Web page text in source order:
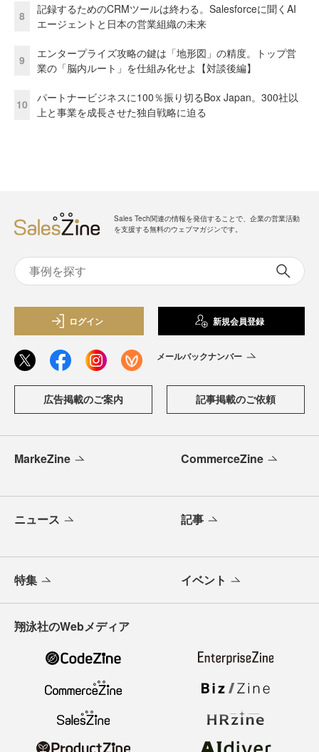
8
記録するためのCRMツールは終わる。Salesforceに聞くAI
エージェントと日本の営業組織の未来
9
エンタープライズ攻略の鍵は「地形図」の精度。トップ営
業の「脳内ルート」を仕組み化せよ【対談後編】
10
パートナービジネスに100％振り切るBox Japan。300社以
上と事業を成長させた独自戦略に迫る
Sales Tech関連の情報を発信することで、企業の営業活動
を支援する無料のウェブマガジンです。
ログイン 新規会員登録
メールバックナンバー
広告掲載のご案内 記事掲載のご依頼
MarkeZine CommerceZine
ニュース 記事
特集 イベント
翔泳社のWebメディア